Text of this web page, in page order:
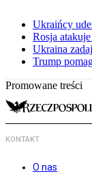
Ukraińcy
Rosja
Ukraina
Trump
Promowane treści
KONTAKT
O nas